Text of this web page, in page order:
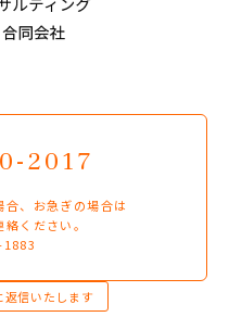
2017
、お急ぎの場合は
ください。
信いたします